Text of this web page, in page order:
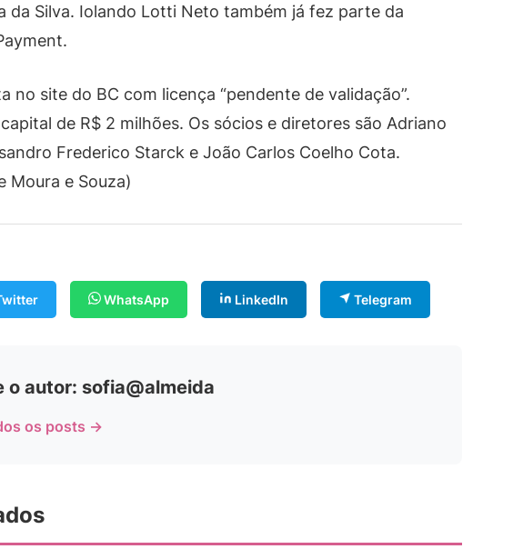
da Silva. Iolando Lotti Neto também já fez parte da
no site do BC com licença “pendente de validação”.
de R$ 2 milhões. Os sócios e diretores são Adriano
Frederico Starck e João Carlos Coelho Cota.
Moura e Souza)
WhatsApp LinkedIn Telegram
o autor: sofia@almeida
os posts →